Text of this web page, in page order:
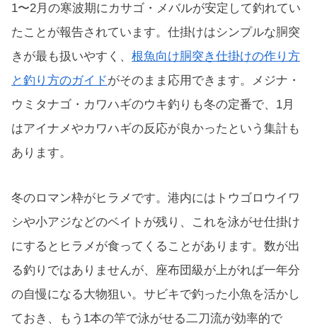
1〜2月の寒波期にカサゴ・メバルが安定して釣れてい
たことが報告されています。仕掛けはシンプルな胴突
きが最も扱いやすく、 根魚向け胴突き仕掛けの作り方
と釣り方のガイドがそのまま応用できます。メジナ・
ウミタナゴ・カワハギのウキ釣りも冬の定番で、1月
はアイナメやカワハギの反応が良かったという集計も
あります。
冬のロマン枠がヒラメです。港内にはトウゴロウイワ
シや小アジなどのベイトが残り、これを泳がせ仕掛け
にするとヒラメが食ってくることがあります。数が出
る釣りではありませんが、座布団級が上がれば一年分
の自慢になる大物狙い。サビキで釣った小魚を活かし
ておき、もう1本の竿で泳がせる二刀流が効率的で